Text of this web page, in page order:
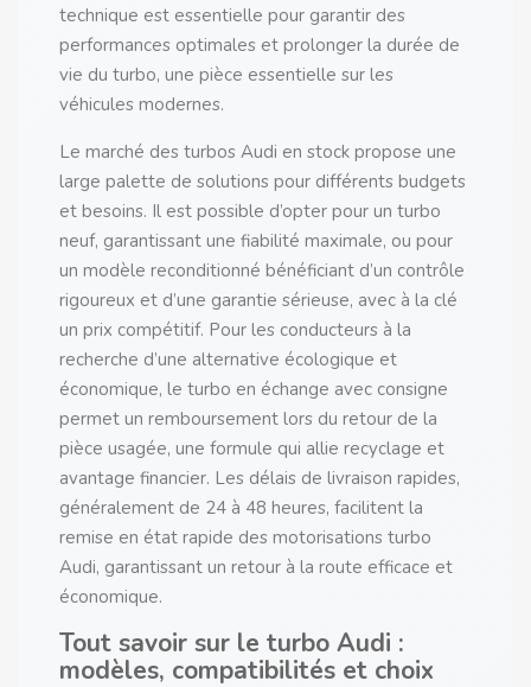
technique est essentielle pour garantir des
performances optimales et prolonger la durée de
vie du turbo, une pièce essentielle sur les
véhicules modernes.
Le marché des turbos Audi en stock propose une
large palette de solutions pour différents budgets
et besoins. Il est possible d’opter pour un turbo
neuf, garantissant une fiabilité maximale, ou pour
un modèle reconditionné bénéficiant d’un contrôle
rigoureux et d’une garantie sérieuse, avec à la clé
un prix compétitif. Pour les conducteurs à la
recherche d’une alternative écologique et
économique, le turbo en échange avec consigne
permet un remboursement lors du retour de la
pièce usagée, une formule qui allie recyclage et
avantage financier. Les délais de livraison rapides,
généralement de 24 à 48 heures, facilitent la
remise en état rapide des motorisations turbo
Audi, garantissant un retour à la route efficace et
économique.
Tout savoir sur le turbo Audi :
modèles, compatibilités et choix